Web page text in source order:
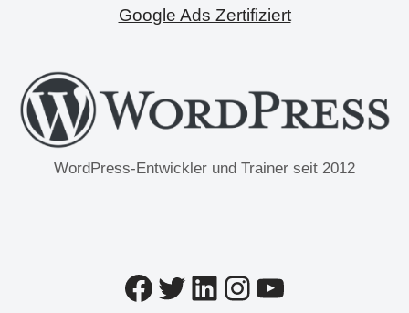
Google Ads Zertifiziert
WordPress-Entwickler und Trainer seit 2012